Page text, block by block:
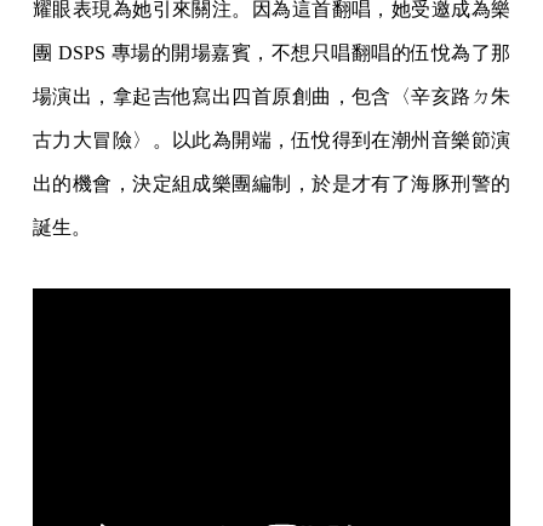
耀眼表現為她引來關注。因為這首翻唱，她受邀成為樂
團 DSPS 專場的開場嘉賓，不想只唱翻唱的伍悅為了那
場演出，拿起吉他寫出四首原創曲，包含〈辛亥路ㄉ朱
古力大冒險〉。以此為開端，伍悅得到在潮州音樂節演
出的機會，決定組成樂團編制，於是才有了海豚刑警的
誕生。